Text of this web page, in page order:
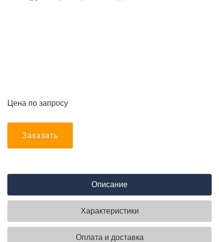
Цена по запросу
Заказать
Описание
Характеристики
Оплата и доставка